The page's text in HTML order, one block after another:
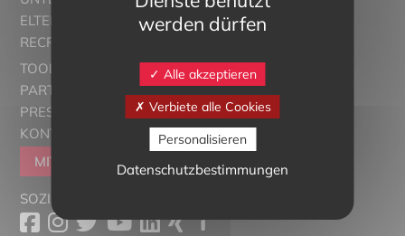
ELTERN ALSACE - EUROSTAGES
RECRUTORRS
TOOLBOX
PARTNER
PRESSESCHAU
KONTAKT
MITGLIEDER WERDEN
SOZIALE MEDIEN
werden dürfen
Alle akzeptieren
Verbiete alle Cookies
Personalisieren
Datenschutzbestimmungen